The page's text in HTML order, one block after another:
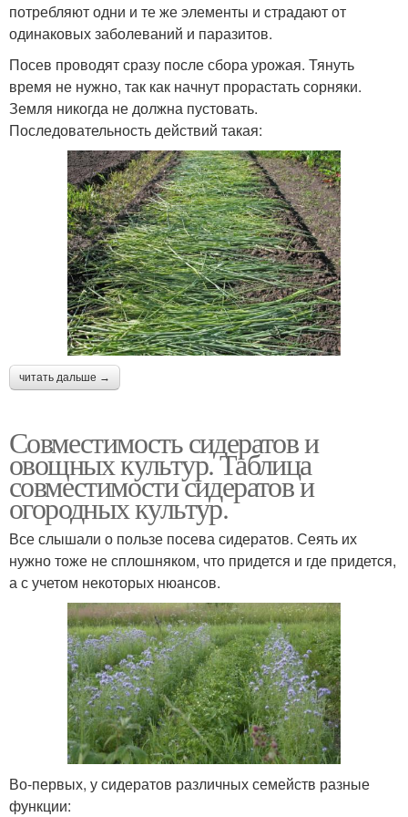
потребляют одни и те же элементы и страдают от
одинаковых заболеваний и паразитов.
Посев проводят сразу после сбора урожая. Тянуть
время не нужно, так как начнут прорастать сорняки.
Земля никогда не должна пустовать.
Последовательность действий такая:
читать дальше →
Совместимость сидератов и
овощных культур. Таблица
совместимости сидератов и
огородных культур.
Все слышали о пользе посева сидератов. Сеять их
нужно тоже не сплошняком, что придется и где придется,
а с учетом некоторых нюансов.
Во-первых, у сидератов различных семейств разные
функции: